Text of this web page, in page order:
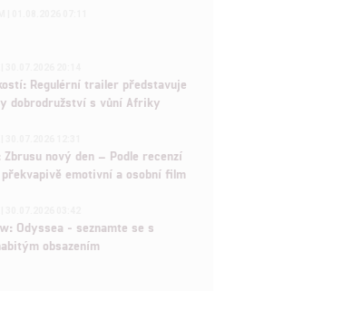
Regulérní trailer představuje
dobrodružství s vůní Afriky
nový den – Podle recenzí
překvapivě emotivní a osobní film
Odyssea - seznamte se s
obsazením